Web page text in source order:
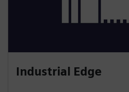
Industrial Edge